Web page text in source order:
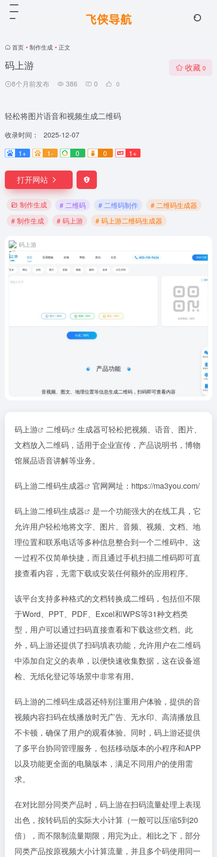
首页 • 制作生成 • 正文
码上游
8个月前发布 386 0 0
收藏 0
轻松将图片语音和视频生成二维码
收录时间：
2025-12-07
1+
1- 0 0 1+
打开网站
制作生成 # 二维码 # 二维码制作
# 二维码生成器
# 制作生成
# 码上游 # 码上游二维码生成器
码上游
码上游 二维码
生成器可轻松把视频、语音、图片、
文档放入二维码，适用于企业宣传，产品说明书，博物
馆展品语音讲解等业务。
码上游二维码生成器 官网网址：https://ma3you.com/
码上游二维码生成器
是一个功能强大的在线工具，它
允许用户轻松地将文字、图片、音频、视频、文档、地
理位置和联系电话等多种信息整合到一个二维码中。这
一过程不仅简单快捷，而且通过手机扫描二维码即可直
接查看内容，无需下载或安装任何额外的应用程序。
该平台支持多种格式的文档转换成二维码，包括但不限
于Word、PPT、PDF、Excel和WPS等31种文档类
型，用户可以通过扫码直接查看和下载这些文档。此
外，码上游还提供了扫码填表功能，允许用户在二维码
中添加自定义的表单，以便快速收集数据，这在设备巡
检、无纸化登记等场景中非常有用。
码上游的二维码生成器还特别注重用户体验，提供的音
视频内容扫码在线播放时无广告、无水印、高清播放且
不卡顿，确保了用户的观看体验。同时，码上游还提供
了多平台协同管理服务，包括移动版本的小程序和APP
以及功能更全面的电脑版本，满足不同用户的使用需
求。
在对比部分同类产品时，码上游在扫码流量处理上表现
出色，按转码后的实际大小计算（一般可以压缩5到20
倍），而不限制流量期限，用完为止。相比之下，部分
同类产品按原视频大小计算流量，并且多个码使用同一